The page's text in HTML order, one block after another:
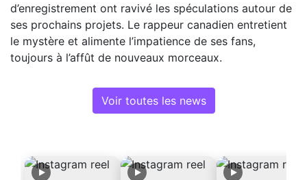
d’enregistrement ont ravivé les spéculations autour de
ses prochains projets. Le rappeur canadien entretient
le mystère et alimente l’impatience de ses fans,
toujours à l’affût de nouveaux morceaux.
Voir toutes les news